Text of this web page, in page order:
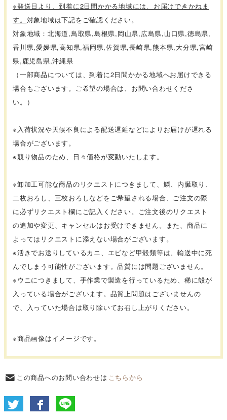
※発送日より、到着に2日間かかる地域には、お届けできかねま
す。 対象地域は下記をご確認ください。
対象地域：北海道,鳥取県,島根県,岡山県,広島県,山口県,徳島県,
香川県,愛媛県,高知県,福岡県,佐賀県,長崎県,熊本県,大分県,宮崎
県,鹿児島県,沖縄県
（一部商品については、到着に2日間かかる地域へお届けできる
場合もございます。ご希望の場合は、お問い合わせくださ
い。）
※入荷状況や天候不良による配送遅延などによりお届けが遅れる
場合がございます。
※競り物品のため、日々価格が変動いたします。
※卸加工可能な商品のリクエストにつきまして、鱗、内臓取り、
二枚おろし、三枚おろしなどをご希望される場合、ご注文の際
に必ずリクエスト欄にご記入ください。ご注文後のリクエスト
の追加や変更、キャンセルはお受けできません。また、商品に
よってはリクエストに添えない場合がございます。
※活きでお送りしているカニ、エビなど甲殻類等は、輸送中に死
んでしまう可能性がございます。品質には問題ございません。
※ウニにつきまして、手作業で製造を行っているため、稀に殻が
入っている場合がございます。品質上問題はございませんの
で、入っていた場合は取り除いてお召し上がりください。
※商品画像はイメージです。
この商品へのお問い合わせは こちらから